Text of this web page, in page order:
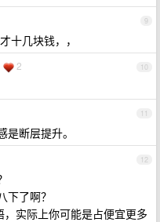
9
十几块钱，，
10
2
11
是断层提升。
12
下了啊？
实际上你可能是占便宜更多